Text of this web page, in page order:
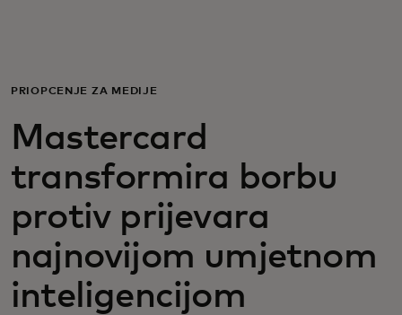
Za poslovanje
Za svijet
Za inovatore
Novosti i trendovi
PRIOPĆENJE ZA MEDIJE
Mastercard
transformira borbu
protiv prijevara
najnovijom umjetnom
inteligencijom